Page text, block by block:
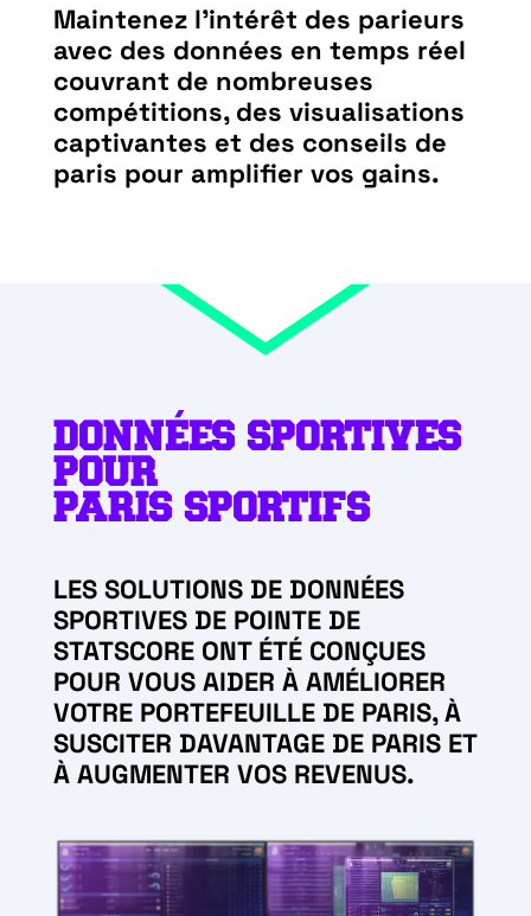
Maintenez l’intérêt des parieurs
avec des données en temps réel
couvrant de nombreuses
compétitions, des visualisations
captivantes et des conseils de
paris pour amplifier vos gains.
DONNÉES SPORTIVES
POUR
PARIS SPORTIFS
LES SOLUTIONS DE DONNÉES
SPORTIVES DE POINTE DE
STATSCORE ONT ÉTÉ CONÇUES
POUR VOUS AIDER À AMÉLIORER
VOTRE PORTEFEUILLE DE PARIS, À
SUSCITER DAVANTAGE DE PARIS ET
À AUGMENTER VOS REVENUS.